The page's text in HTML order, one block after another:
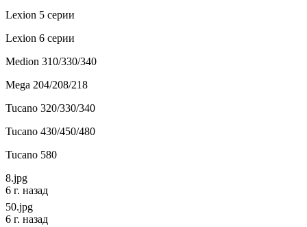
Lexion 5 серии
Lexion 6 серии
Medion 310/330/340
Mega 204/208/218
Tucano 320/330/340
Tucano 430/450/480
Tucano 580
8.jpg
6 г. назад
50.jpg
6 г. назад